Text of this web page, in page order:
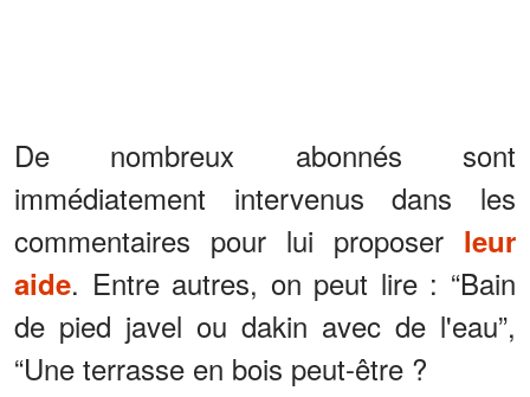
De nombreux abonnés sont
immédiatement intervenus dans les
commentaires pour lui proposer leur
aide. Entre autres, on peut lire : “Bain
de pied javel ou dakin avec de l'eau”,
“Une terrasse en bois peut-être ?